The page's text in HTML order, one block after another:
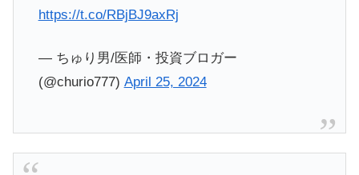
https://t.co/RBjBJ9axRj
— ちゅり男/医師・投資ブロガー
(@churio777) April 25, 2024